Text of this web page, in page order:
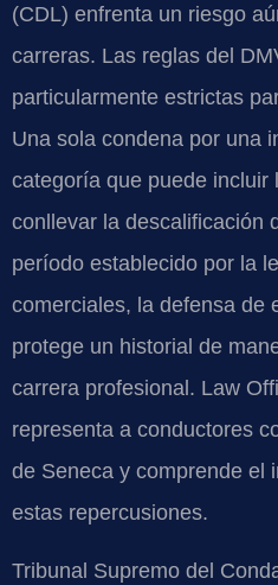
(CDL) enfrenta un riesgo
carreras. Las reglas del
particularmente estrictas
Una sola condena por una
categoría que puede incluir
conllevar la descalificación
período establecido por la
comerciales, la defensa de
protege un historial de
carrera profesional. Law
representa a conductores
de Seneca y comprende el
estas repercusiones.
Tribunal Supremo del